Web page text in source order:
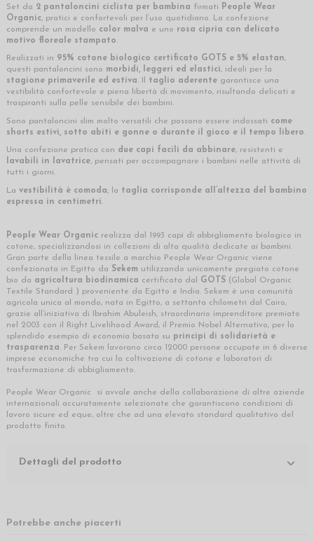
Set da 2 pantaloncini ciclista per bambina firmati
People Wear
Organic, pratici e confortevoli per l’uso quotidiano. La confezione
comprende un modello color malva e uno rosa cipria con delicato
motivo floreale stampato.
Realizzati in 95% cotone biologico certificato GOTS e 5% elastan,
questi pantaloncini sono morbidi, leggeri ed elastici, ideali per la
stagione primaverile ed estiva. Il taglio aderente garantisce una
vestibilità confortevole e piena libertà di movimento, risultando delicati e
traspiranti sulla pelle sensibile dei bambini.
Sono pantaloncini slim molto versatili che possono essere indossati come
shorts estivi, sotto abiti e gonne o durante il gioco e il tempo libero.
Una confezione pratica con due capi facili da abbinare, resistenti e
lavabili in lavatrice, pensati per accompagnare i bambini nelle attività di
tutti i giorni.
La vestibilità è comoda; la taglia corrisponde all’altezza del bambino
espressa in centimetri.
People Wear Organic realizza dal 1993 capi di abbigliamento biologico in
cotone, specializzandosi in collezioni di alta qualità dedicate ai bambini.
Gran parte della linea tessile a marchio People Wear Organic viene
confezionata in Egitto da Sekem utilizzando unicamente pregiato cotone
bio da agricoltura biodinamica certificata dal GOTS (Global Organic
Textile Standard ) proveniente da Egitto e India. Sekem è una comunità
agricola unica al mondo, nata in Egitto, a settanta chilometri dal Cairo,
grazie all’iniziativa di Ibrahim Abuleish, straordinario imprenditore premiato
nel 2003 con il Right Livelihood Award, il Premio Nobel Alternativo, per lo
splendido esempio di economia basata su principi di solidarietà e
trasparenza. Per Sekem lavorano circa 12000 persone occupate in 6 diverse
imprese economiche tra cui la coltivazione di cotone e laboratori di
trasformazione di abbigliamento.
People Wear Organic si avvale anche della collaborazione di altre aziende
internazionali accuratamente selezionate che garantiscono condizioni di
lavoro sicure ed eque, oltre che ad una elevato standard qualitativo del
prodotto finito.
Dettagli del prodotto
Potrebbe anche piacerti